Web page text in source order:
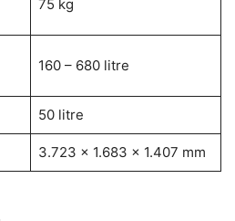
75 kg
160 – 680 litre
50 litre
3.723 x 1.683 x 1.407 mm